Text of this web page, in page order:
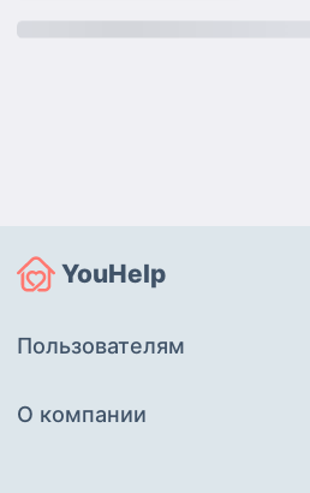
YouHelp
Пользователям
О компании